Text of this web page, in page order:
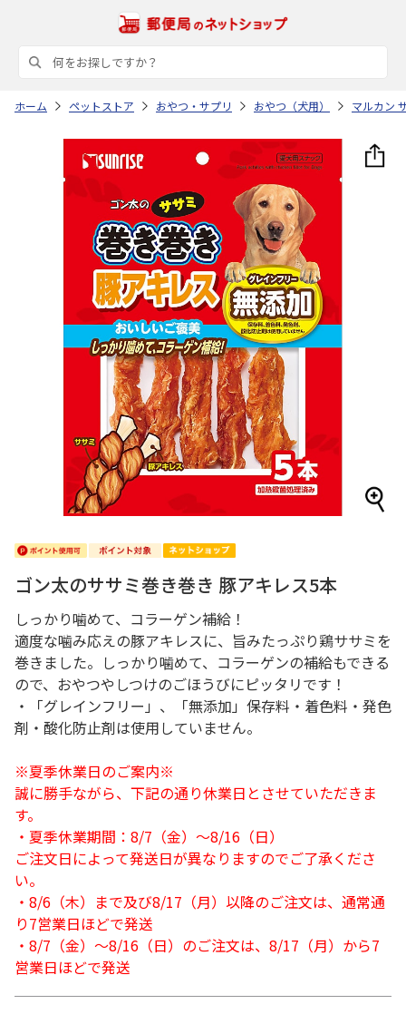
ホーム ペットストア おやつ・サプリ おやつ（犬用） マルカン
ゴン太のササミ巻き巻き 豚アキレス5本
しっかり噛めて、コラーゲン補給！
適度な噛み応えの豚アキレスに、旨みたっぷり鶏ササミを
巻きました。しっかり噛めて、コラーゲンの補給もできる
ので、おやつやしつけのごほうびにピッタリです！
・「グレインフリー」、「無添加」保存料・着色料・発色
剤・酸化防止剤は使用していません。
※夏季休業日のご案内※
誠に勝手ながら、下記の通り休業日とさせていただきま
す。
・夏季休業期間：8/7（金）～8/16（日）
ご注文日によって発送日が異なりますのでご了承くださ
い。
・8/6（木）まで及び8/17（月）以降のご注文は、通常通
り7営業日ほどで発送
・8/7（金）～8/16（日）のご注文は、8/17（月）から7
営業日ほどで発送